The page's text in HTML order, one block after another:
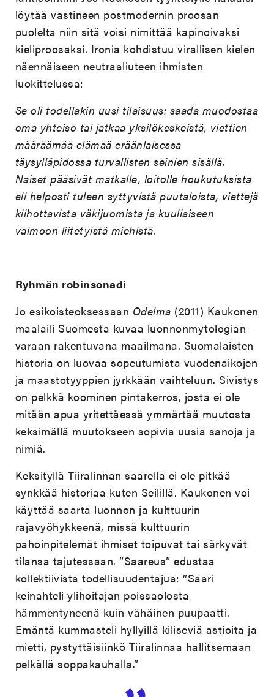
löytää vastineen postmodernin proosan
puolelta niin sitä voisi nimittää kapinoivaksi
kieliproosaksi. Ironia kohdistuu virallisen kielen
näennäiseen neutraaliuteen ihmisten
luokittelussa:
Se oli todellakin uusi tilaisuus: saada muodostaa
oma yhteisö tai jatkaa yksilökeskeistä, viettien
määräämää elämää eräänlaisessa
täysylläpidossa turvallisten seinien sisällä.
Naiset pääsivät matkalle, loitolle houkutuksista
eli helposti tuleen syttyvistä puutaloista, viettejä
kiihottavista väkijuomista ja kuuliaiseen
vaimoon liitetyistä miehistä.
Ryhmän robinsonadi
Jo esikoisteoksessaan Odelma (2011) Kaukonen
maalaili Suomesta kuvaa luonnonmytologian
varaan rakentuvana maailmana. Suomalaisten
historia on luovaa sopeutumista vuodenaikojen
ja maastotyyppien jyrkkään vaihteluun. Sivistys
on pelkkä koominen pintakerros, josta ei ole
mitään apua yritettäessä ymmärtää muutosta
keksimällä muutokseen sopivia uusia sanoja ja
nimiä.
Keksityllä Tiiralinnan saarella ei ole pitkää
synkkää historiaa kuten Seilillä. Kaukonen voi
käyttää saarta luonnon ja kulttuurin
rajavyöhykkeenä, missä kulttuurin
pahoinpitelemät ihmiset toipuvat tai särkyvät
tilansa tajutessaan. ”Saareus” edustaa
kollektiivista todellisuudentajua: ”Saari
keinahteli ylihoitajan poissaolosta
hämmentyneenä kuin vähäinen puupaatti.
Emäntä kummasteli hyllyillä kiliseviä astioita ja
mietti, pystyttäisiinkö Tiiralinnaa hallitsemaan
pelkällä soppakauhalla.”